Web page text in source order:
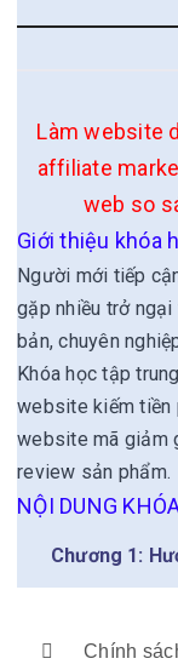
Làm website
affiliate
web so
Giới thiệu khóa
Người mới tiếp
gặp nhiều trở
bản, chuyên
Khóa học tập
website kiếm tiền
website mã giảm
review sản phẩm.
NỘI DUNG
Chương 1:
Chính